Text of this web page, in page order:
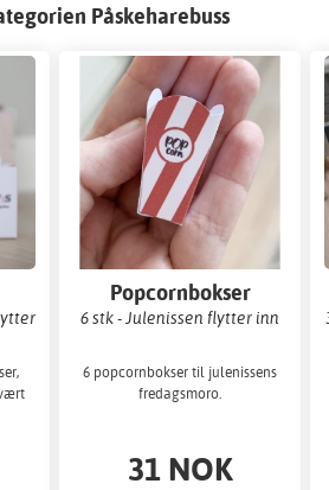
Påskeharebuss
Popcornbokser
6 stk - Julenissen flytter inn
6 popcornbokser til julenissens
fredagsmoro.
31 NOK